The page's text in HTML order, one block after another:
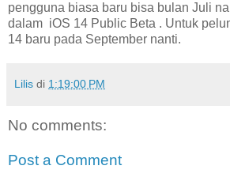
pengguna biasa baru bisa bulan Juli
dalam iOS 14 Public Beta . Untuk
14 baru pada September nanti.
Lilis di 1:19:00 PM
No comments:
Post a Comment